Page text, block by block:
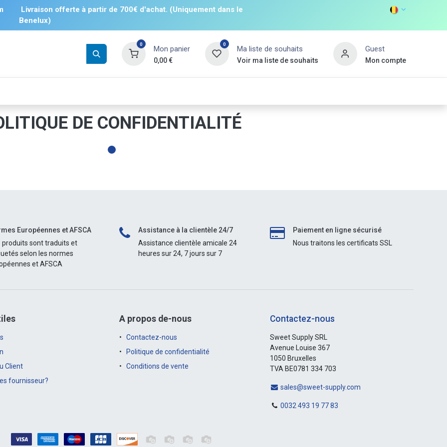
Livraison offerte à partir de 700€ d'achat. (Uniquement dans le
Benelux)
0 Mon panier
0,00€
0 Ma liste de souhaits
Voir ma liste de souhaits
Guest
Mon compte
DISCOVER
DE CONFIDENTIALITÉ
Européennes et AFSCA
produits sont traduits et
selon les normes
et AFSCA
Assistance à la clientèle 24/7
Assistance clientèle amicale 24
heures sur 24, 7 jours sur 7
Paiement en ligne sécurisé
Nous traitons les certificats SSL
Client
fournisseur?
A propos de-nous
Contactez-nous
Politique de confidentialité
Conditions de vente
Contactez-nous
Sweet Supply SRL
Avenue Louise 367
1050 Bruxelles
TVA BE0781 334 703
sales@sweet-supply.com
0032 493 19 77 83